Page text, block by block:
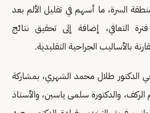
السرة، ما أسهم في تقليل الألم بعد
التعافي، إضافة إلى تحقيق نتائج
بالأساليب الجراحية التقليدية.
الدكتور طلال محمد الشهري، بمشاركة
الركف، والدكتورة سلمى ياسين، والأستاذ